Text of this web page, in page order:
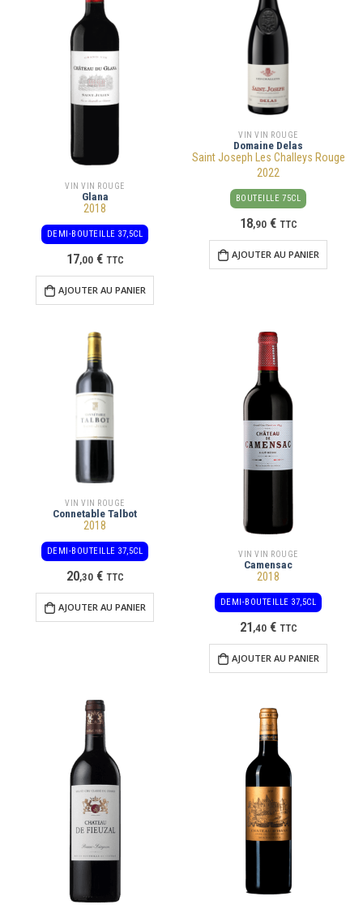
VIN VIN ROUGE
Glana
2018
DEMI-BOUTEILLE 37,5CL
17,00 € TTC
AJOUTER AU PANIER
VIN VIN ROUGE
Domaine Delas
Saint Joseph Les Challeys Rouge
2022
BOUTEILLE 75CL
18,90 € TTC
AJOUTER AU PANIER
VIN VIN ROUGE
Connetable Talbot
2018
DEMI-BOUTEILLE 37,5CL
20,30 € TTC
AJOUTER AU PANIER
VIN VIN ROUGE
Camensac
2018
DEMI-BOUTEILLE 37,5CL
21 ,40 € TTC
AJOUTER AU PANIER